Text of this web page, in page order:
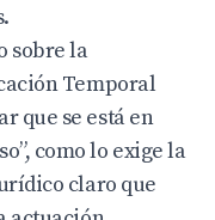
sobre la
Temporal
que se está en
como lo exige la
claro que